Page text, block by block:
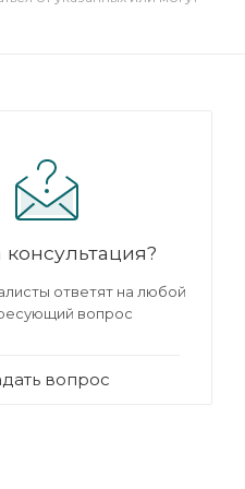
ответят на любой
вопрос
вопрос